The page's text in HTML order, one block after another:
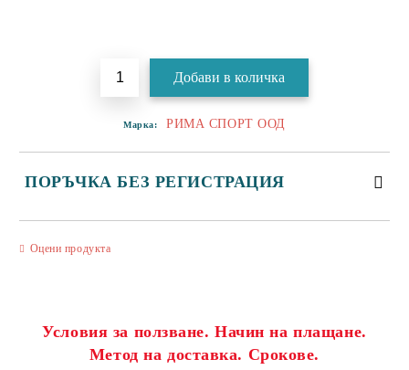
Марка: РИМА СПОРТ ООД
ПОРЪЧКА БЕЗ РЕГИСТРАЦИЯ
Съгласен съм сПолитиката за лични данни
Оцени продукта
Условия за ползване. Начин на плащане.
Метод на доставка. Срокове.